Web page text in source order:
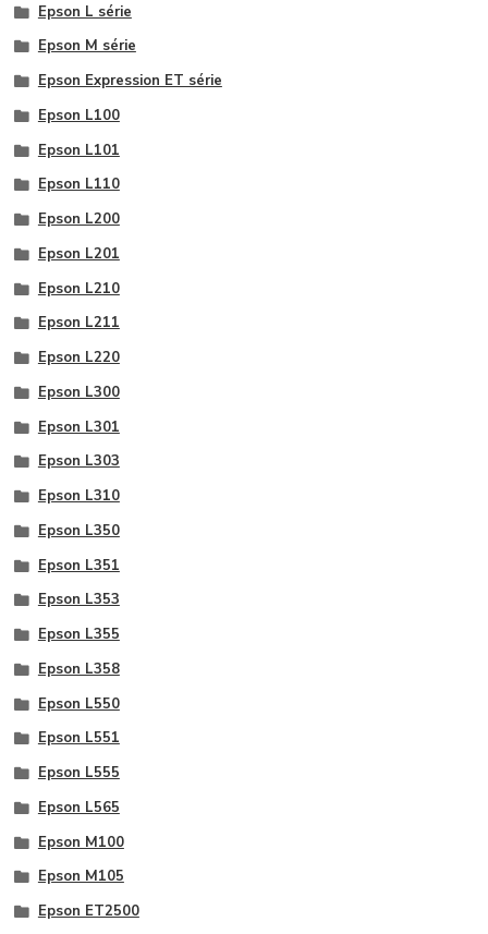
Epson L série
Epson M série
Epson Expression ET série
Epson L100
Epson L101
Epson L110
Epson L200
Epson L201
Epson L210
Epson L211
Epson L220
Epson L300
Epson L301
Epson L303
Epson L310
Epson L350
Epson L351
Epson L353
Epson L355
Epson L358
Epson L550
Epson L551
Epson L555
Epson L565
Epson M100
Epson M105
Epson ET2500